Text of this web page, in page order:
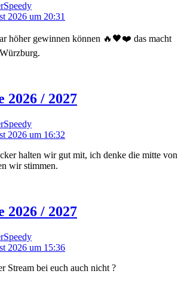
2026 um 20:31
höher gewinnen können 🔥🖤❤️ das macht
2026 / 2027
2026 um 16:32
halten wir gut mit, ich denke die mitte von
wir stimmen.
2026 / 2027
2026 um 15:36
Stream bei euch auch nicht ?